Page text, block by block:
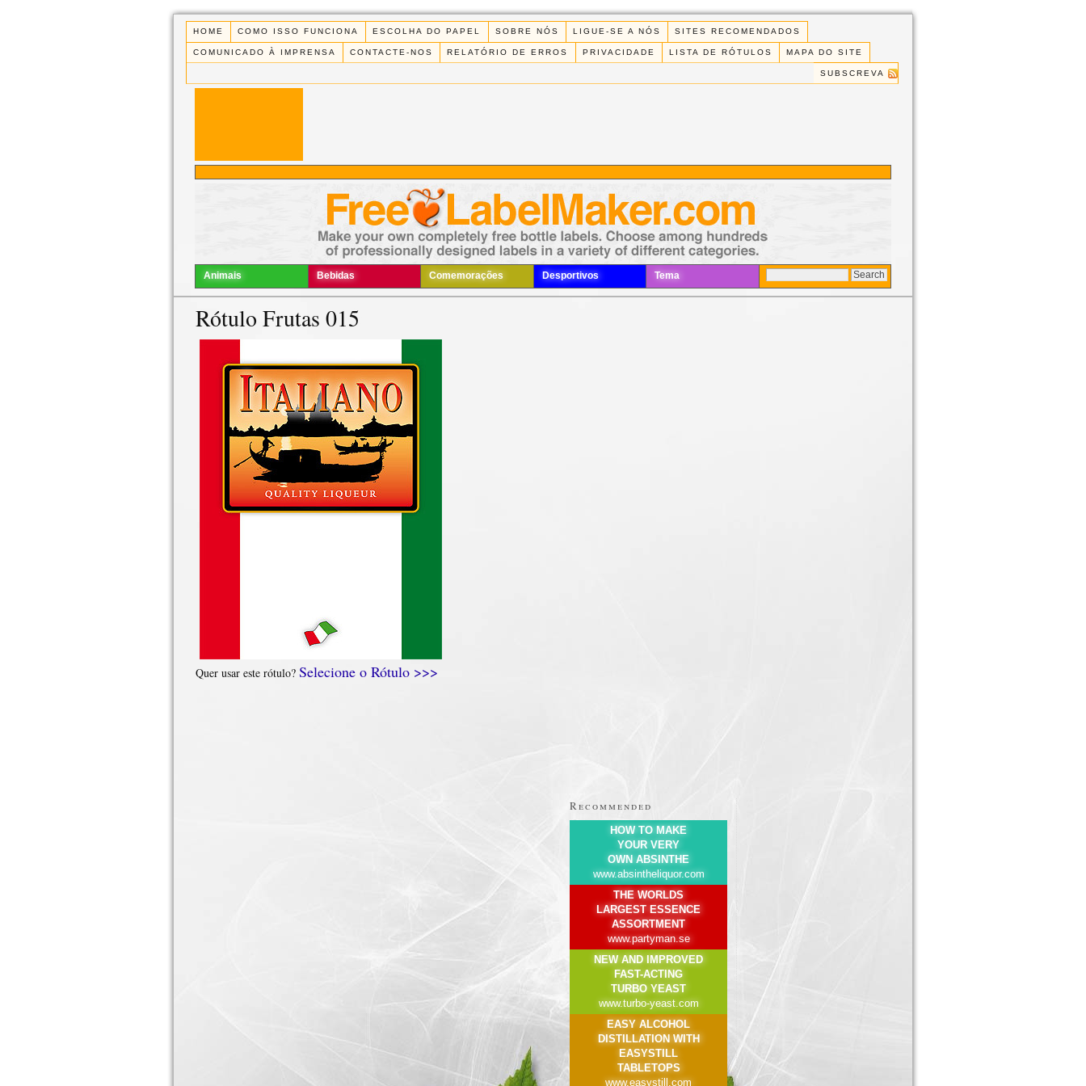
HOME COMO ISSO FUNCIONA ESCOLHA DO PAPEL SOBRE NÓS LIGUE-SE A NÓS SITES RECOMENDADOS
COMUNICADO À IMPRENSA CONTACTE-NOS RELATÓRIO DE ERROS PRIVACIDADE LISTA DE RÓTULOS MAPA DO SITE
SUBSCREVA
Animais Bebidas Comemorações Desportivos Tema
Rótulo Frutas 015
Quer usar este rótulo? Selecione o Rótulo >>>
Recommended
HOW TO MAKE
YOUR VERY
OWN ABSINTHE
www.absintheliquor.com
THE WORLDS
LARGEST ESSENCE
ASSORTMENT
www.partyman.se
NEW AND IMPROVED
FAST-ACTING
TURBO YEAST
www.turbo-yeast.com
EASY ALCOHOL
DISTILLATION WITH
EASYSTILL
TABLETOPS
www.easystill.com